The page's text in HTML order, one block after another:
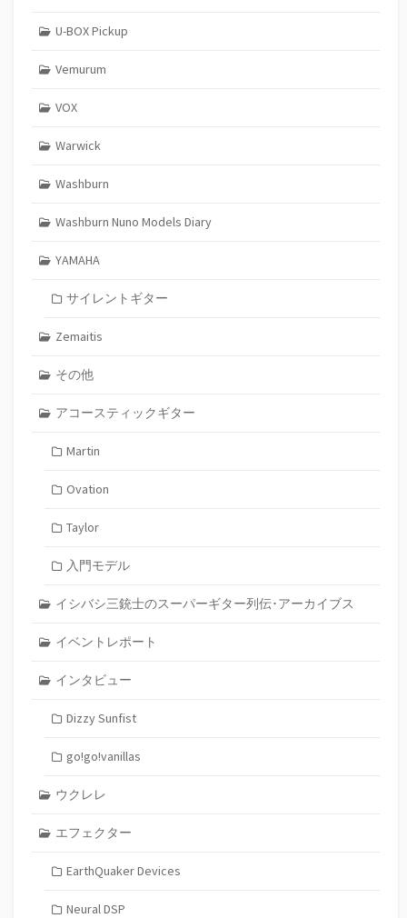
U-BOX Pickup
Vemurum
VOX
Warwick
Washburn
Washburn Nuno Models Diary
YAMAHA
サイレントギター
Zemaitis
その他
アコースティックギター
Martin
Ovation
Taylor
入門モデル
イシバシ三銃士のスーパーギター列伝･アーカイブス
イベントレポート
インタビュー
Dizzy Sunfist
go!go!vanillas
ウクレレ
エフェクター
EarthQuaker Devices
Neural DSP